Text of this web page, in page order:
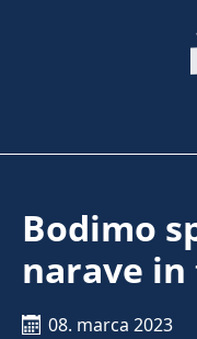
Bodimo
narave
08. marca 2023